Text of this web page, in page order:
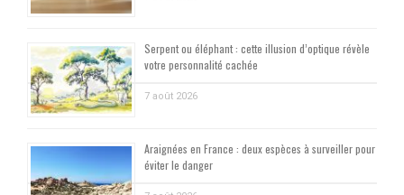
Serpent ou éléphant : cette illusion d’optique révèle
votre personnalité cachée
7 août 2026
Araignées en France : deux espèces à surveiller pour
éviter le danger